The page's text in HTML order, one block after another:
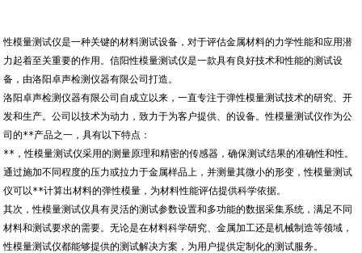
性模量测试仪是一种关键的材料测试设备，对于评估金属材料的力学性能和应用潜
力起着至关重要的作用。信阳性模量测试仪是一款具有良好技术和性能的测试设
备，由洛阳卓声检测仪器有限公司打造。
洛阳卓声检测仪器有限公司自成立以来，一直专注于弹性模量测试技术的研究、开
发和生产。公司以技术为动力，致力于为客户提供、的设备。性模量测试仪作为公
司的**产品之一，具有以下特点：
**，性模量测试仪采用的测量原理和精密的传感器，确保测试结果的准确性和性。
通过施加不同程度的压力或拉力于金属样品上，并测量其微小的形变，性模量测试
仪可以**计算出材料的弹性模量，为材料性能评估提供科学依据。
其次，性模量测试仪具有灵活的测试参数设置和多功能的数据采集系统，满足不同
材料和测试要求的需要。无论是在材料科学研究、金属加工还是机械制造等领域，
性模量测试仪都能够提供的测试解决方案，为用户提供定制化的测试服务。